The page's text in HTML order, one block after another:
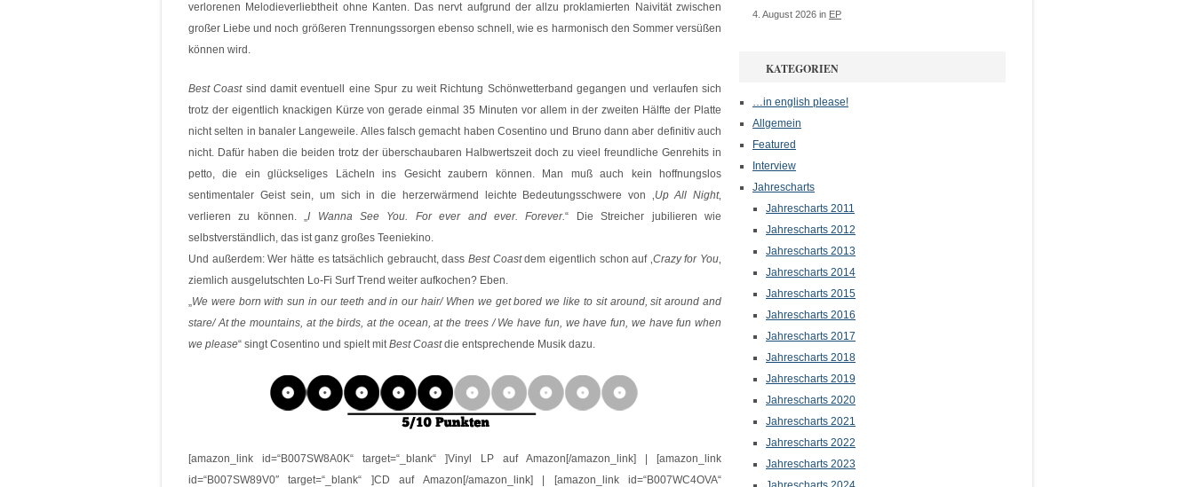
verlorenen Melodieverliebtheit ohne Kanten. Das nervt aufgrund der allzu proklamierten Naivität zwischen
großer Liebe und noch größeren Trennungssorgen ebenso schnell, wie es harmonisch den Sommer versüßen
können wird.
Best Coastsind damit eventuell eine Spur zu weit Richtung Schönwetterband gegangen und verlaufen sich
trotz der eigentlich knackigen Kürze von gerade einmal 35 Minuten vor allem in der zweiten Hälfte der Platte
nicht selten in banaler Langeweile. Alles falsch gemacht haben Cosentino und Bruno dann aber definitiv auch
nicht. Dafür haben die beiden trotz der überschaubaren Halbwertszeit doch zu vieel freundliche Genrehits in
petto, die ein glückseliges Lächeln ins Gesicht zaubern können. Man muß auch kein hoffnungslos
sentimentaler Geist sein, um sich in die herzerwärmend leichte Bedeutungsschwere von ‚Up All Night‚
verlieren zu können. „I Wanna See You. For ever and ever. Forever.“ Die Streicher jubilieren wie
selbstverständlich, das ist ganz großes Teeniekino.
Und außerdem: Wer hätte es tatsächlich gebraucht, dass Best Coastdem eigentlich schon auf ‚Crazy for You‚
ziemlich ausgelutschten Lo-Fi Surf Trend weiter aufkochen? Eben.
„We were born with sun in our teeth and in our hair/ When we get bored we like to sit around, sit around and
stare/ At the mountains, at the birds, at the ocean, at the trees / We have fun, we have fun, we have fun when
we please“ singt Cosentino und spielt mitBest Coastdie entsprechende Musik dazu.
[amazon_link id=“B007SW8A0K“ target=“_blank“ ]Vinyl LP auf Amazon[/amazon_link] | [amazon_link
id=“B007SW89V0″ target=“_blank“ ]CD auf Amazon[/amazon_link] | [amazon_link id=“B007WC4OVA“
4. August 2026 in EP
KATEGORIEN
…in english please!
Allgemein
Featured
Interview
Jahrescharts
Jahrescharts 2011
Jahrescharts 2012
Jahrescharts 2013
Jahrescharts 2014
Jahrescharts 2015
Jahrescharts 2016
Jahrescharts 2017
Jahrescharts 2018
Jahrescharts 2019
Jahrescharts 2020
Jahrescharts 2021
Jahrescharts 2022
Jahrescharts 2023